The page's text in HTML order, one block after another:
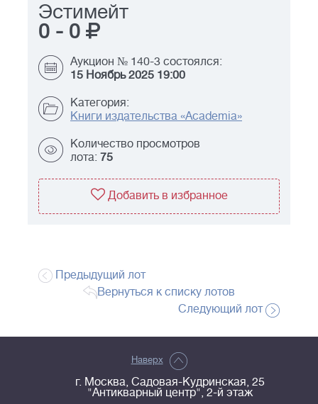
Эстимейт
0 - 0
Аукцион № 140-3 состоялся:
15 Ноябрь 2025 19:00
Категория:
Книги издательства «Academia»
Количество просмотров
лота: 75
Добавить в избранное
Предыдущий лот
Вернуться к списку лотов
Следующий лот
Наверх
г. Москва, Садовая-Кудринская, 25
"Антикварный центр", 2-й этаж